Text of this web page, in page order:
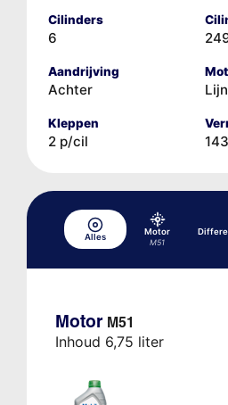
Cilinders
6
Aandrijving
Achter
Kleppen
2 p/cil
Alles
Motor
M51
Motor M51
Inhoud 6,75 liter